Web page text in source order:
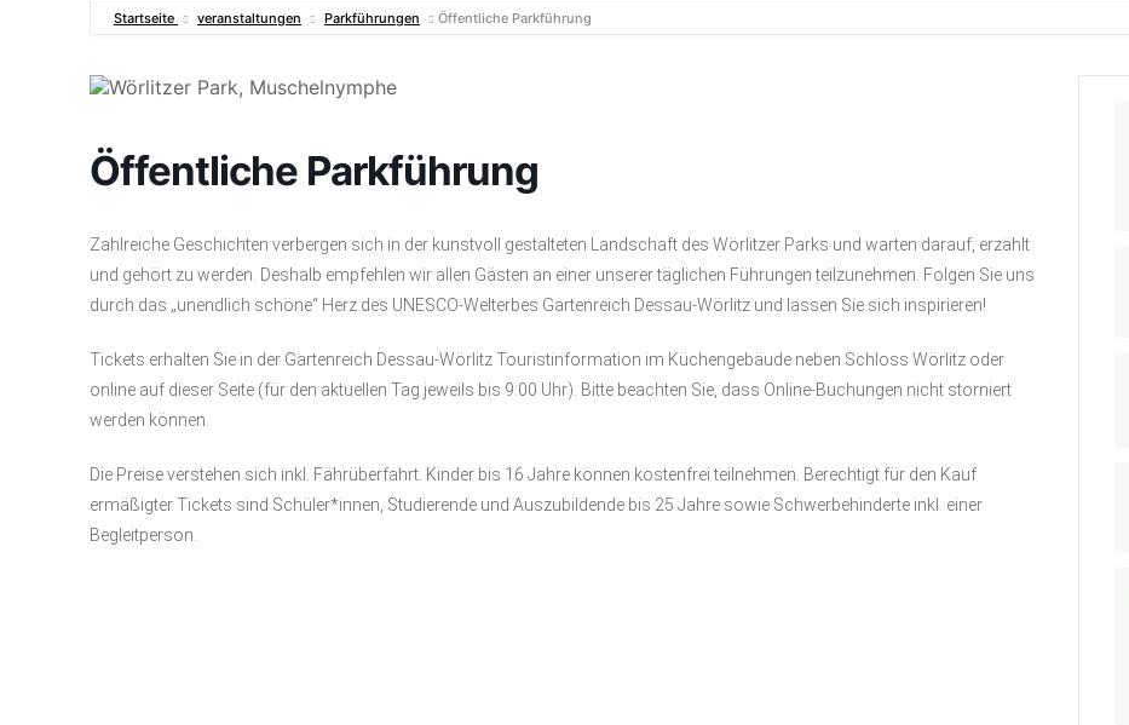
Startseite veranstaltungen Parkführungen Öffentliche Parkführung
Öffentliche Parkführung
Zahlreiche Geschichten verbergen sich in der kunstvoll gestalteten Landschaft des Wörlitzer Parks und warten darauf, erzählt
und gehört zu werden. Deshalb empfehlen wir allen Gästen an einer unserer täglichen Führungen teilzunehmen. Folgen Sie uns
durch das „unendlich schöne“ Herz des UNESCO-Welterbes Gartenreich Dessau-Wörlitz und lassen Sie sich inspirieren!
Tickets erhalten Sie in der Gartenreich Dessau-Wörlitz Touristinformation im Küchengebäude neben Schloss Wörlitz oder
online auf dieser Seite (für den aktuellen Tag jeweils bis 9:00 Uhr). Bitte beachten Sie, dass Online-Buchungen nicht storniert
werden können.
Die Preise verstehen sich inkl. Fährüberfahrt. Kinder bis 16 Jahre können kostenfrei teilnehmen. Berechtigt für den Kauf
ermäßigter Tickets sind Schüler*innen, Studierende und Auszubildende bis 25 Jahre sowie Schwerbehinderte inkl. einer
Begleitperson.